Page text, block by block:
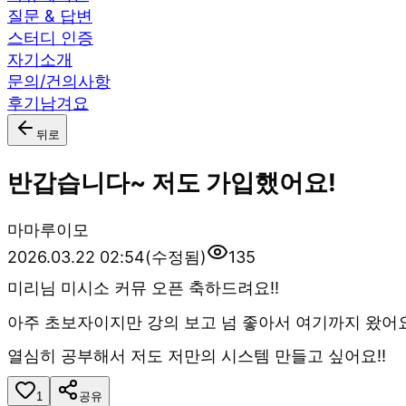
질문 & 답변
스터디 인증
자기소개
문의/건의사항
후기남겨요
뒤로
반갑습니다~ 저도 가입했어요!
마마루이모
2026.03.22 02:54(수정됨)
135
미리님 미시소 커뮤 오픈 축하드려요!!
아주 초보자이지만 강의 보고 넘 좋아서 여기까지 왔어
열심히 공부해서 저도 저만의 시스템 만들고 싶어요!!
1 공유